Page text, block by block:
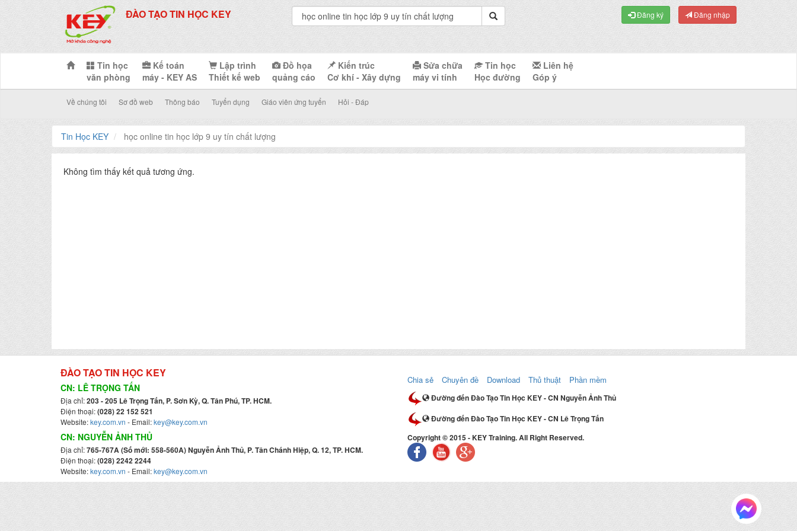
ĐÀO TẠO TIN HỌC KEY Đăng ký Đăng nhập
Tin học
văn phòng
Kế toán
máy - KEY AS
Lập trình
Thiết kế web
Đồ họa
quảng cáo
Kiến trúc
Cơ khí - Xây dựng
Sửa chữa
máy vi tính
Tin học
Học đường
Liên hệ
Góp ý
Về chúng tôi Sơ đồ web Thông báo Tuyển dụng Giáo viên ứng tuyển Hỏi - Đáp
Tin Học KEY học online tin học lớp 9 uy tín chất lượng
Không tìm thấy kết quả tương ứng.
ĐÀO TẠO TIN HỌC KEY
CN: LÊ TRỌNG TẤN
Địa chỉ:203 - 205 Lê Trọng Tấn, P. Sơn Kỳ, Q. Tân Phú, TP. HCM.
Điện thoại:(028) 22 152 521
Website:key.com.vn - Email:key@key.com.vn
CN: NGUYỄN ẢNH THỦ
Địa chỉ:765-767A (Số mới: 558-560A) Nguyễn Ảnh Thủ, P. Tân Chánh Hiệp, Q. 12, TP. HCM.
Điện thoại:(028) 2242 2244
Website:key.com.vn - Email:key@key.com.vn
Chia sẻ Chuyên đề Download Thủ thuật Phần mềm
Đường đến Đào Tạo Tin Học KEY - CN Nguyễn Ảnh Thủ
Đường đến Đào Tạo Tin Học KEY - CN Lê Trọng Tấn
Copyright © 2015 - KEY Training. All Right Reserved.